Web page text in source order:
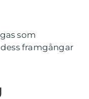
som
framgångar